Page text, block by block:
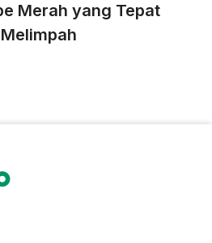
Merah yang Tepat